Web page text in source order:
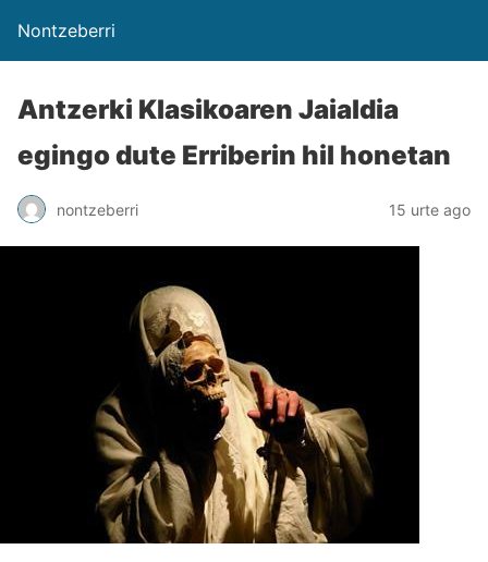
Nontzeberri
Antzerki Klasikoaren Jaialdia
egingo dute Erriberin hil honetan
nontzeberri 15 urte ago